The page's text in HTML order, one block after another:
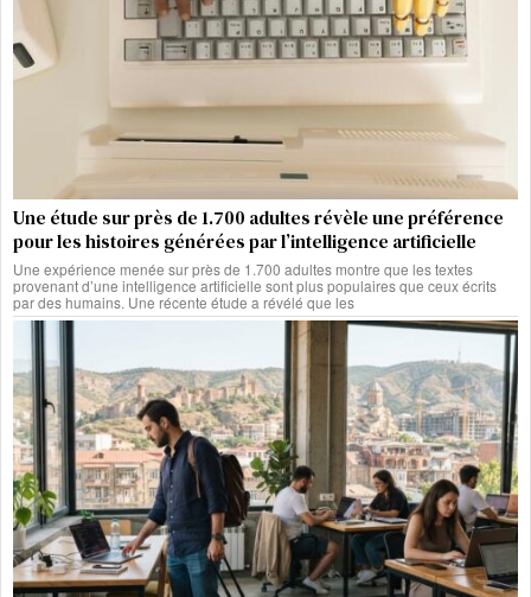
Une étude sur près de 1.700 adultes révèle une préférence
pour les histoires générées par l’intelligence artificielle
Une expérience menée sur près de 1.700 adultes montre que les textes
provenant d’une intelligence artificielle sont plus populaires que ceux écrits
par des humains. Une récente étude a révélé que les